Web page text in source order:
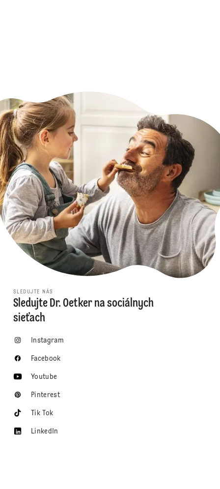
SLEDUJTE NÁS
Sledujte Dr. Oetker na sociálnych
sieťach
Instagram
Facebook
Youtube
Pinterest
Tik Tok
LinkedIn